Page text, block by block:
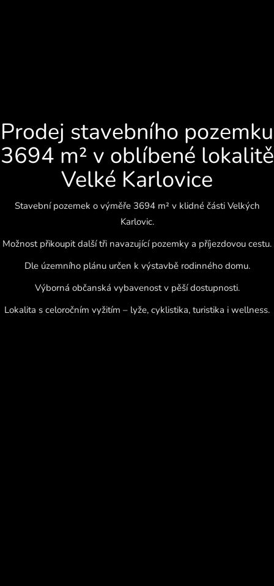
Prodej stavebního pozemku
3694 m² v oblíbené lokalitě
Velké Karlovice
Stavební pozemek o výměře 3694 m² v klidné části Velkých
Karlovic.
Možnost přikoupit další tři navazující pozemky a příjezdovou cestu.
Dle územního plánu určen k výstavbě rodinného domu.
Výborná občanská vybavenost v pěší dostupnosti.
Lokalita s celoročním vyžitím – lyže, cyklistika, turistika i wellness.